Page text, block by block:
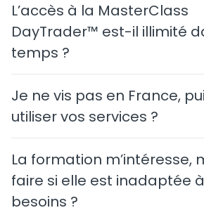
L’accès à la MasterClass
DayTrader™ est-il illimité
temps ?
Je ne vis pas en France,
utiliser vos services ?
La formation m’intéresse,
faire si elle est inadaptée
besoins ?